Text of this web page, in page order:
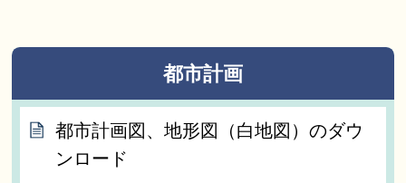
都市計画
都市計画図、地形図（白地図）のダウ
ンロード